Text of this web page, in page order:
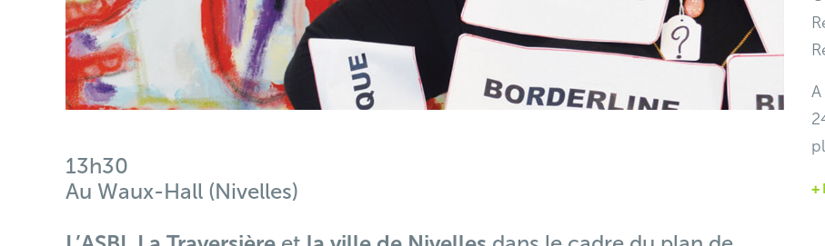
13h30
Au Waux-Hall (Nivelles)
+